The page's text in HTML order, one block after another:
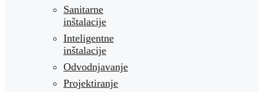
Sanitarne
inštalacije
Inteligentne
inštalacije
Odvodnjavanje
Projektiranje